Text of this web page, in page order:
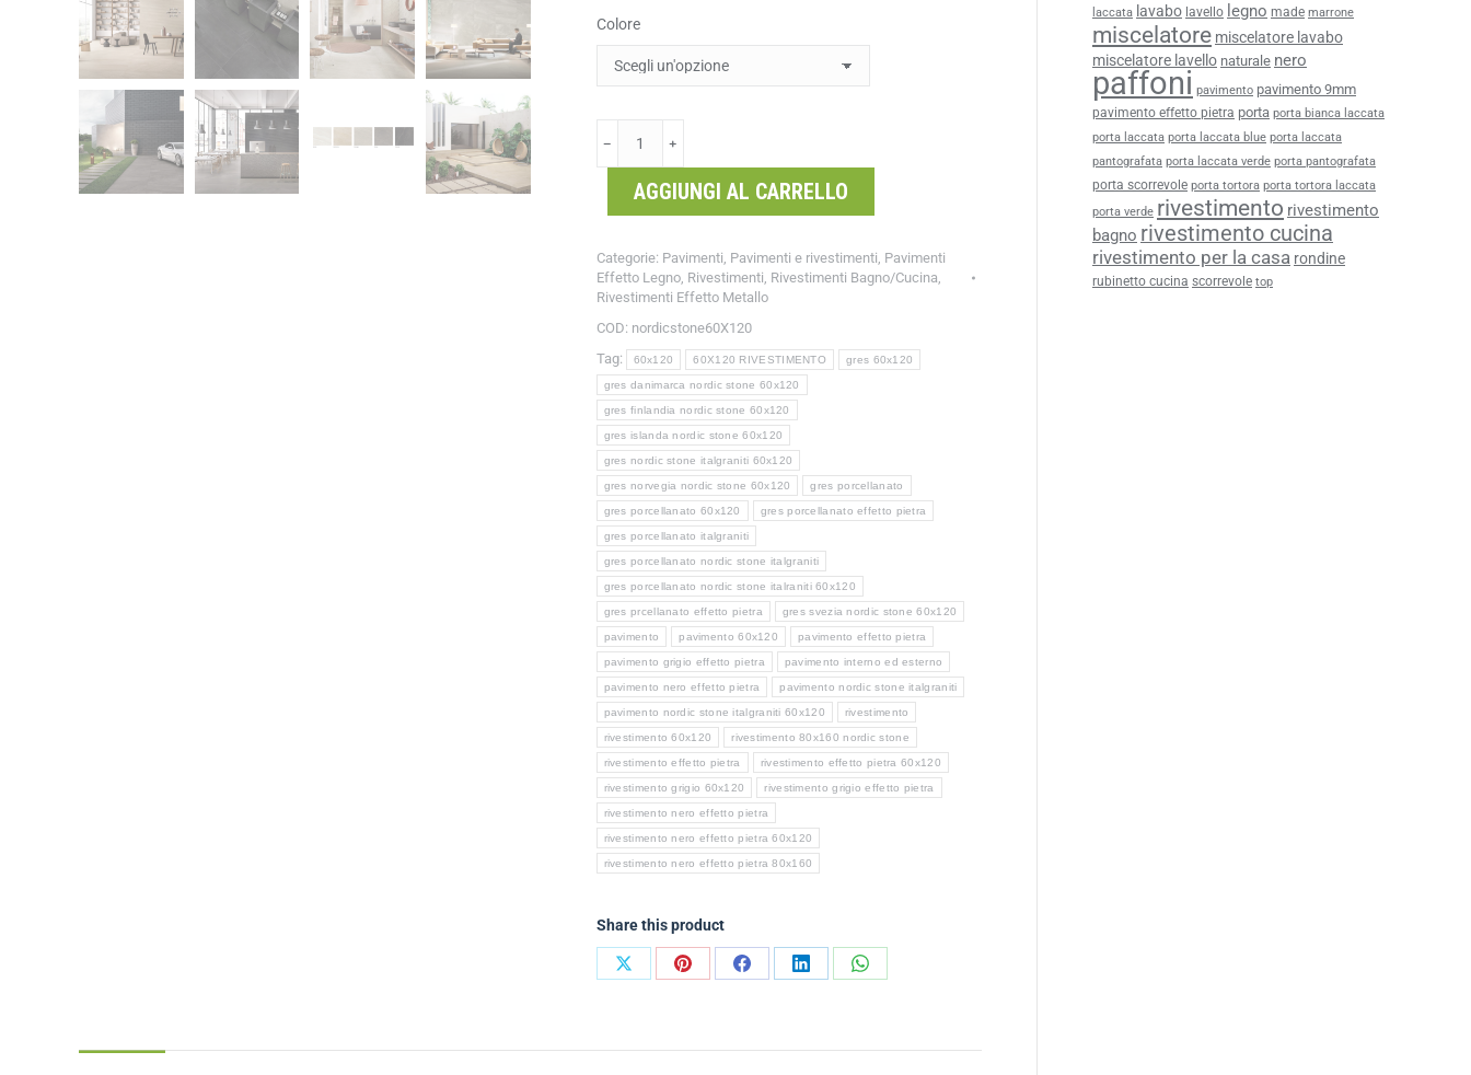
Colore
﹣ ﹢
AGGIUNGI AL CARRELLO
Categorie: Pavimenti, Pavimenti e rivestimenti, Pavimenti
Effetto Legno, Rivestimenti, Rivestimenti Bagno/Cucina,
Rivestimenti Effetto Metallo
COD: nordicstone60X120
Tag:
60x120 60X120 RIVESTIMENTO gres 60x120
gres danimarca nordic stone 60x120
gres finlandia nordic stone 60x120
gres islanda nordic stone 60x120
gres nordic stone italgraniti 60x120
gres norvegia nordic stone 60x120 gres porcellanato
gres porcellanato 60x120 gres porcellanato effetto pietra
gres porcellanato italgraniti
gres porcellanato nordic stone italgraniti
gres porcellanato nordic stone italraniti 60x120
gres prcellanato effetto pietra gres svezia nordic stone 60x120
pavimento pavimento 60x120 pavimento effetto pietra
pavimento grigio effetto pietra pavimento interno ed esterno
pavimento nero effetto pietra pavimento nordic stone italgraniti
pavimento nordic stone italgraniti 60x120 rivestimento
rivestimento 60x120 rivestimento 80x160 nordic stone
rivestimento effetto pietra rivestimento effetto pietra 60x120
rivestimento grigio 60x120 rivestimento grigio effetto pietra
rivestimento nero effetto pietra
rivestimento nero effetto pietra 60x120
rivestimento nero effetto pietra 80x160
Share this product
laccata lavabo lavello legno made marrone
miscelatore miscelatore lavabo
miscelatore lavello naturale nero
paffoni pavimento pavimento 9mm
pavimento effetto pietra porta porta bianca laccata
porta laccata porta laccata blue porta laccata
pantografata porta laccata verde porta pantografata
porta scorrevole porta tortora porta tortora laccata
porta verde rivestimento rivestimento
bagno rivestimento cucina
rivestimento per la casa rondine
rubinetto cucina scorrevole top